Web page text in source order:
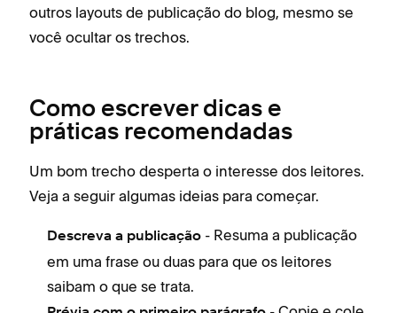
outros layouts de publicação do blog, mesmo se
você ocultar os trechos.
Como escrever dicas e
práticas recomendadas
Um bom trecho desperta o interesse dos leitores.
Veja a seguir algumas ideias para começar.
Descreva a publicação - Resuma a publicação
em uma frase ou duas para que os leitores
saibam o que se trata.